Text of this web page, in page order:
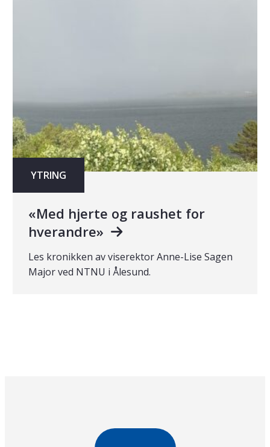
YTRING
«Med hjerte og raushet for
hverandre»
Les kronikken av viserektor Anne-Lise Sagen
Major ved NTNU i Ålesund.